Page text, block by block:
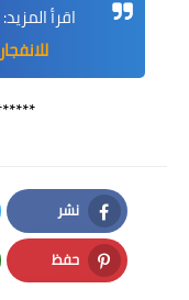
اقرأ المزيد:
نشر
Facebook
حفظ
Pinterest